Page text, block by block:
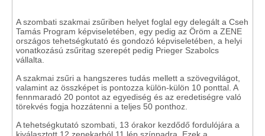
A szombati szakmai zsűriben helyet foglal egy delegált a Cseh
Tamás Program képviseletében, egy pedig az Öröm a ZENE
országos tehetségkutató és gondozó képviseletében, a helyi
vonatkozású zsűritag szerepét pedig Prieger Szabolcs
vállalta.
A szakmai zsűri a hangszeres tudás mellett a szövegvilágot,
valamint az összképet is pontozza külön-külön 10 ponttal. A
fennmaradó 20 pontot az egyediség és az eredetiségre való
törekvés fogja hozzátenni a teljes 50 ponthoz.
A tehetségkutató szombati, 13 órakor kezdődő fordulójára a